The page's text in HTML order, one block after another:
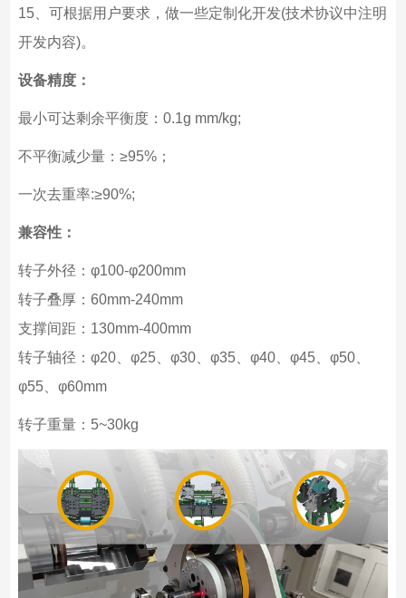
15、可根据用户要求，做一些定制化开发(技术协议中注明
开发内容)。
设备精度：
最小可达剩余平衡度：0.1g mm/kg;
不平衡减少量：≥95%；
一次去重率:≥90%;
兼容性：
转子外径：φ100-φ200mm
转子叠厚：60mm-240mm
支撑间距：130mm-400mm
转子轴径：φ20、φ25、φ30、φ35、φ40、φ45、φ50、
φ55、φ60mm
转子重量：5~30kg